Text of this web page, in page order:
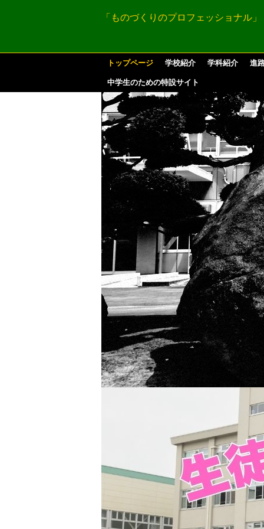
「ものづくりのプロフェッショナル
トップページ 学校紹介 学科紹介 進
中学生のための特設サイト